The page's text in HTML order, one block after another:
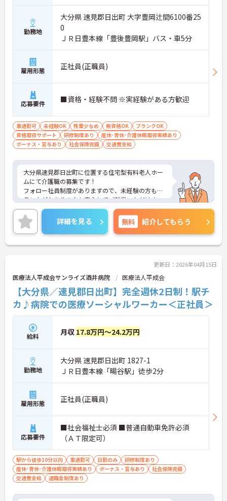
勤務地
大分県 速見郡日出町 大字豊岡辻間6100番25
0
ＪＲ日豊本線「豊後豊岡駅」バス・車5分
雇用形態 正社員(正職員)
応募要件 ■資格・経験不問 ※実経験がある方歓迎
車通勤可 未経験OK 残業少なめ 無資格OK
ブランクOK
資格取得サポート
研修制度あり
産休･育休･介護休暇取得実績あり
ボーナス・賞与あり
社会保険完備 交通費支給
大分県速見郡日出町に位置する住宅型有料老人ホー
ムにて介護職の募集です！
フォロー社員制度がありますので、未経験の方もブ
ランクがおありの方も安心してご就業いただけま
す。
介護記録効率化によって残業時間が削減されている
ため、メリハリをつけて働くことができる環境です
♪
ご興味ある方には、面接対策ポイントなど、さらに
詳細を見る 無料 紹介してもらう
更新日：2026年04月15日
医療法人平成会サンライズ酒井病院 医療法人平成会
【大分県／速見郡日出町】完全週休2日制！駅チ
カ♪病院での医療ソーシャルワーカー＜正社員＞
給料 月収 17.8万円～24.2万円
勤務地
大分県 速見郡日出町 1827-1
ＪＲ日豊本線「暘谷駅」徒歩2分
雇用形態 正社員(正職員)
応募要件
■社会福祉士必須 ■普通自動車免許必須
（ＡＴ限定可）
駅から徒歩10分以内 車通勤可 日勤のみ
研修制度あり
産休･育休･介護休暇取得実績あり
ボーナス・賞与あり
社会保険完備
交通費支給
退職金制度あり